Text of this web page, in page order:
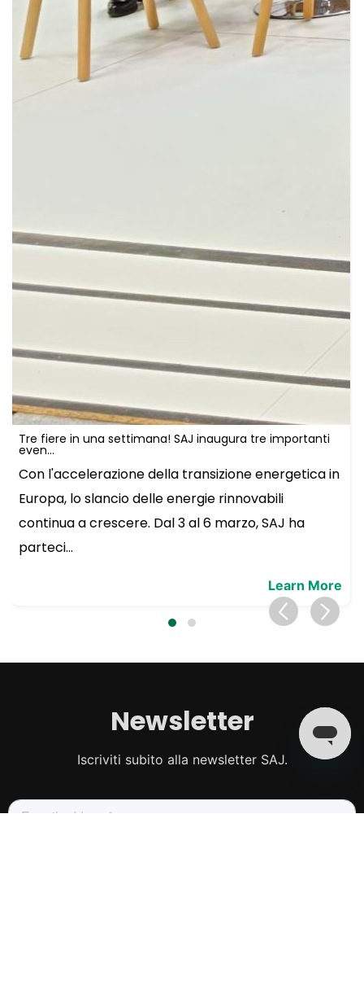
Tre fiere in una settimana! SAJ inaugura tre importanti
even...
Con l'accelerazione della transizione energetica in
Europa, lo slancio delle energie rinnovabili
continua a crescere. Dal 3 al 6 marzo, SAJ ha
parteci...
Learn More
Newsletter
Iscriviti subito alla newsletter SAJ.